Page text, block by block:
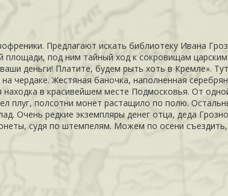
Предлагают искать библиотеку Ивана
площади, под ним тайный ход к сокровищам
деньги! Платите, будем рыть хоть в Кремле».
чердаке. Жестяная баночка, наполненная
в красивейшем месте Подмосковья. От
плуг, полсотни монет растащило по полю.
Очень редкие экземпляры денег отца, деда
судя по штемпелям. Можем по осени